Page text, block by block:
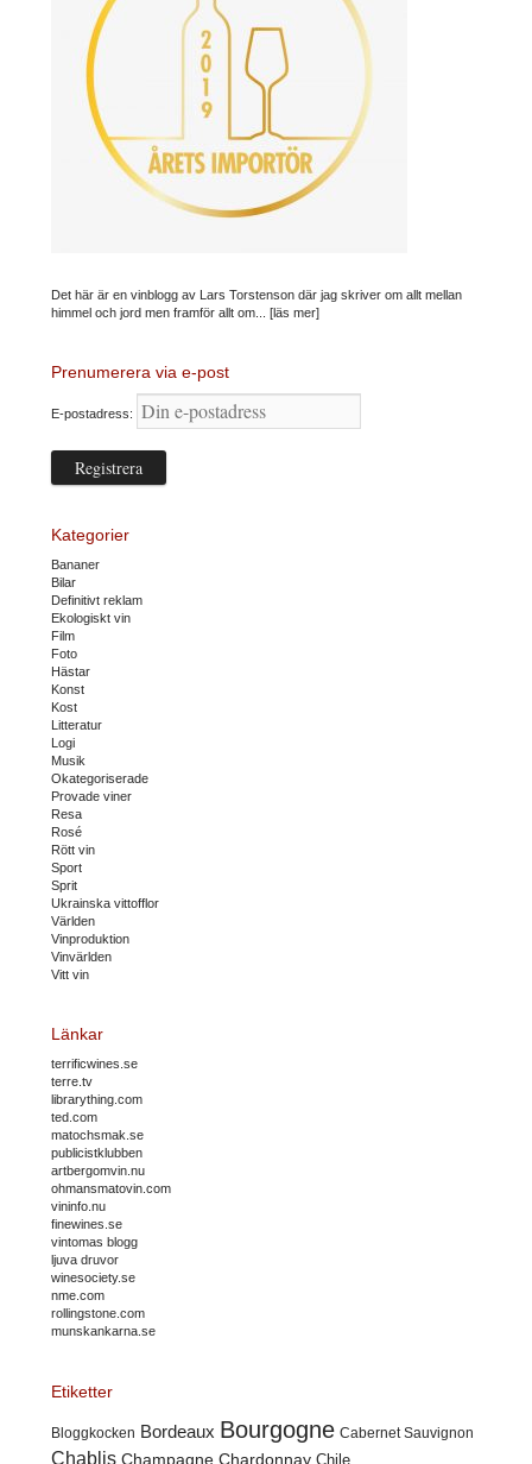
Det här är en vinblogg av Lars Torstenson där jag skriver om allt mellan
himmel och jord men framför allt om... [läs mer]
Prenumerera via e-post
E-postadress:
Kategorier
Bananer
Bilar
Definitivt reklam
Ekologiskt vin
Film
Foto
Hästar
Konst
Kost
Litteratur
Logi
Musik
Okategoriserade
Provade viner
Resa
Rosé
Rött vin
Sport
Sprit
Ukrainska vittofflor
Världen
Vinproduktion
Vinvärlden
Vitt vin
Länkar
terrificwines.se
terre.tv
librarything.com
ted.com
matochsmak.se
publicistklubben
artbergomvin.nu
ohmansmatovin.com
vininfo.nu
finewines.se
vintomas blogg
ljuva druvor
winesociety.se
nme.com
rollingstone.com
munskankarna.se
Etiketter
Bloggkocken Bordeaux Bourgogne Cabernet Sauvignon
Chablis Champagne Chardonnay Chile